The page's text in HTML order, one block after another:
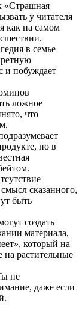
«Страшная
у читателя
как на самом
в семье
и побуждает
ложное
что
но в
сказанного,
быть
создать
материала,
который на
на растительные
не
даже если